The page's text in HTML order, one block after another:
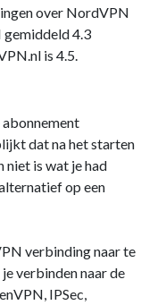
over NordVPN
4.3
is 4.5.
dat na het starten
niet is wat je had
op een
verbinding naar te
verbinden naar de
IPSec,